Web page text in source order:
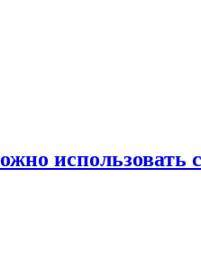
использовать